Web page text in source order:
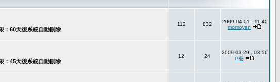
後系統自動刪除
112 832
2009-04-01 , 11:40
momoyen
後系統自動刪除
12 24
2009-03-29 , 03:56
P爸